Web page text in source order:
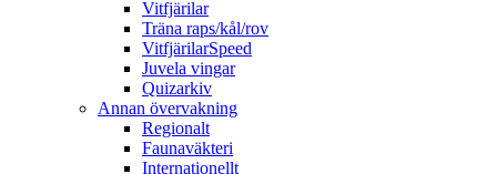
Vitfjärilar
Träna raps/kål/rov
VitfjärilarSpeed
Juvela vingar
Quizarkiv
Annan övervakning
Regionalt
Faunaväkteri
Internationellt